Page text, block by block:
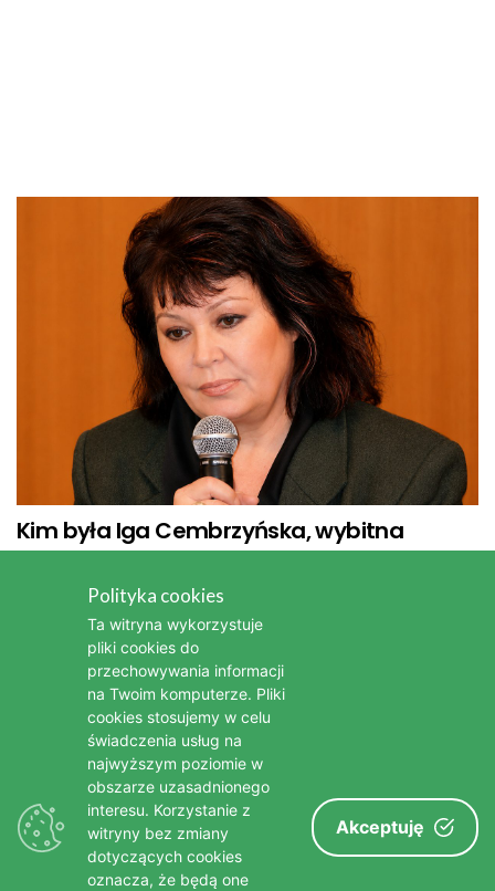
Kim była Iga Cembrzyńska, wybitna
aktorka i piosenkarka
Kim była Bonnie Tyler - legendarna wokalistka popowa i
Kim była Stanisława Celińska - wybitna polska aktorka
Nie żyje Bożena Dykiel, wybitna aktorka teatralna i filmowa
Nie żyje Edward Linde-Lubaszenko, wybitny polski aktor
Nie żyje Brigitte Bardot - jedna z największych gwiazd
francuskiego kina
Polityka cookies
Ta witryna wykorzystuje
pliki cookies do
przechowywania informacji
na Twoim komputerze. Pliki
cookies stosujemy w celu
świadczenia usług na
najwyższym poziomie w
obszarze uzasadnionego
interesu. Korzystanie z
witryny bez zmiany
dotyczących cookies
oznacza, że będą one
Akceptuję